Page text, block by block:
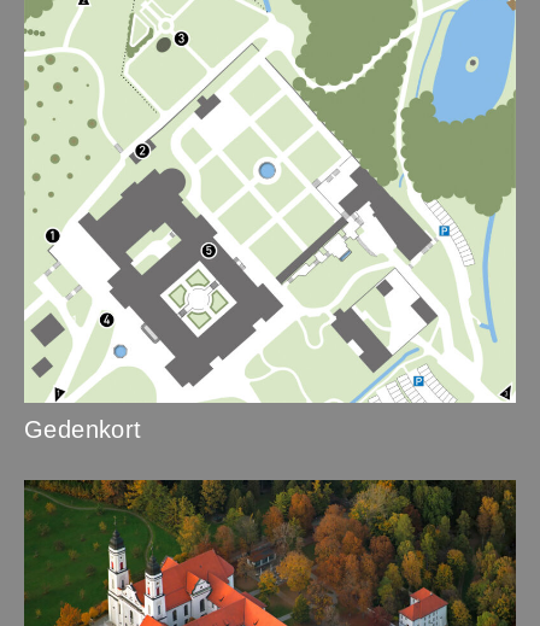
Gedenkort